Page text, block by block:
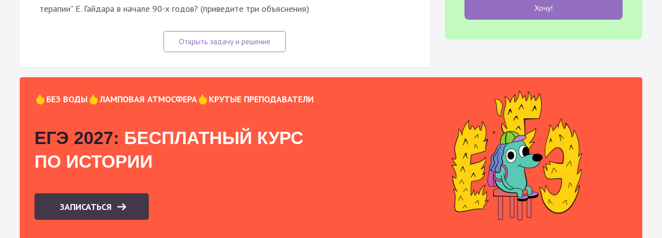
терапии" Е. Гайдара в начале 90-х годов? (приведите три объяснения)
Хочу!
БЕЗ ВОДЫ ЛАМПОВАЯ АТМОСФЕРА КРУТЫЕ ПРЕПОДАВАТЕЛИ
ЕГЭ 2027: БЕСПЛАТНЫЙ КУРС
ПО ИСТОРИИ
ЗАПИСАТЬСЯ